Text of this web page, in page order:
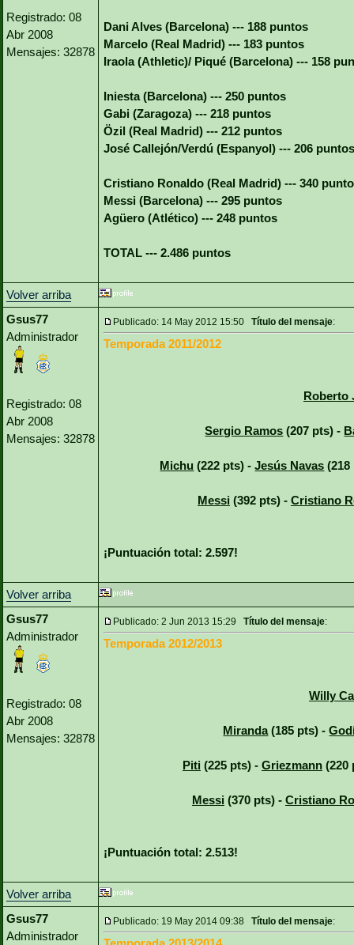
Registrado: 08
Abr 2008
Mensajes: 32878
Dani Alves (Barcelona) --- 188 puntos
Marcelo (Real Madrid) --- 183 puntos
Iraola (Athletic)/ Piqué (Barcelona) --- 158
Iniesta (Barcelona) --- 250 puntos
Gabi (Zaragoza) --- 218 puntos
Özil (Real Madrid) --- 212 puntos
José Callejón/Verdú (Espanyol) --- 206 puntos
Cristiano Ronaldo (Real Madrid) --- 340
Messi (Barcelona) --- 295 puntos
Agüero (Atlético) --- 248 puntos
TOTAL --- 2.486 puntos
Volver arriba
Gsus77
Administrador
Registrado: 08
Abr 2008
Mensajes: 32878
Publicado: 14 May 2012 15:50 Título del mensaje:
Temporada 2011/2012
Roberto
Sergio Ramos (207 pts) -
Michu (222 pts) -Jesús Navas
Messi (392 pts) - Cristiano
¡Puntuación total: 2.597!
Volver arriba
Gsus77
Administrador
Registrado: 08
Abr 2008
Mensajes: 32878
Publicado: 2 Jun 2013 15:29 Título del mensaje:
Temporada 2012/2013
Willy
Miranda(185 pts) -
Piti (225 pts) - Griezmann (220
Messi (370 pts) - Cristiano
¡Puntuación total: 2.513!
Volver arriba
Gsus77
Administrador
Publicado: 19 May 2014 09:38 Título del mensaje: